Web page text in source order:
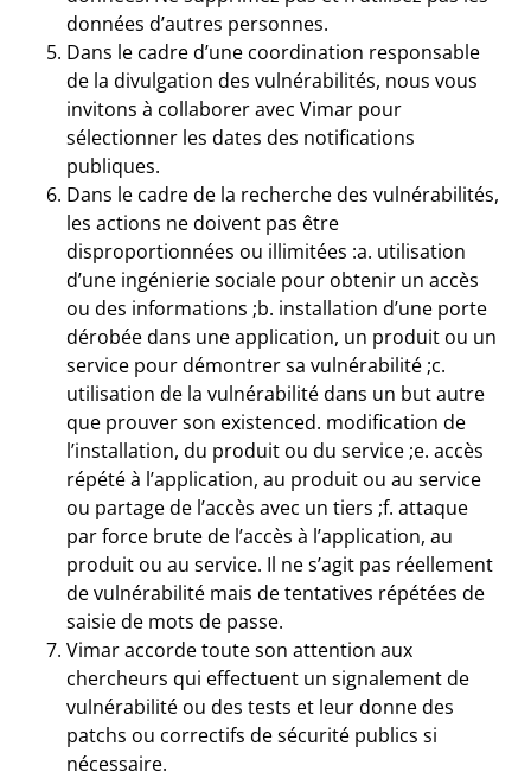
données d’autres personnes.
Dans le cadre d’une coordination responsable
de la divulgation des vulnérabilités, nous vous
invitons à collaborer avec Vimar pour
sélectionner les dates des notifications
publiques.
Dans le cadre de la recherche des vulnérabilités,
les actions ne doivent pas être
disproportionnées ou illimitées :a. utilisation
d’une ingénierie sociale pour obtenir un accès
ou des informations ;b. installation d’une porte
dérobée dans une application, un produit ou un
service pour démontrer sa vulnérabilité ;c.
utilisation de la vulnérabilité dans un but autre
que prouver son existenced. modification de
l’installation, du produit ou du service ;e. accès
répété à l’application, au produit ou au service
ou partage de l’accès avec un tiers ;f. attaque
par force brute de l’accès à l’application, au
produit ou au service. Il ne s’agit pas réellement
de vulnérabilité mais de tentatives répétées de
saisie de mots de passe.
Vimar accorde toute son attention aux
chercheurs qui effectuent un signalement de
vulnérabilité ou des tests et leur donne des
patchs ou correctifs de sécurité publics si
nécessaire.